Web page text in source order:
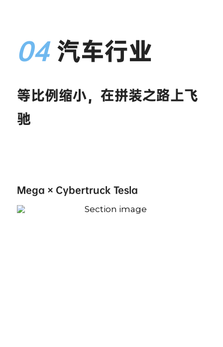
04 汽车行业
等比例缩小，在拼装之路上飞
驰
Mega × Cybertruck Tesla